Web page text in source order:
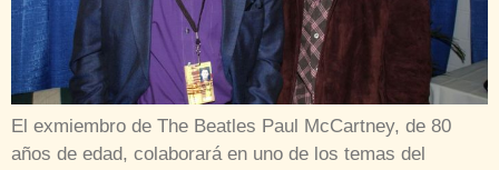
El exmiembro de The Beatles Paul McCartney, de 80
años de edad, colaborará en uno de los temas del